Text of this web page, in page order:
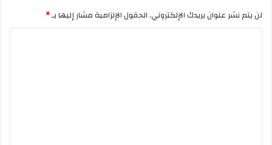
لن يتم نشر عنوان بريدك الإلكتروني.الحقول الإلزامية مشار إليها بـ*